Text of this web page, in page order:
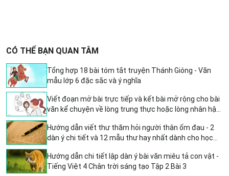
CÓ THỂ BẠN QUAN TÂM
Tổng hợp 18 bài tóm tắt truyện Thánh Gióng - Văn
mẫu lớp 6 đặc sắc và ý nghĩa
Viết đoạn mở bài trực tiếp và kết bài mở rộng cho bài
văn kể chuyện về lòng trung thực hoặc lòng nhân hậu
Hướng dẫn viết thư thăm hỏi người thân ốm đau - 2
dàn ý chi tiết và 12 mẫu thư hay nhất dành cho học
Hướng dẫn chi tiết lập dàn ý bài văn miêu tả con vật -
Tiếng Việt 4 Chân trời sáng tạo Tập 2 Bài 3